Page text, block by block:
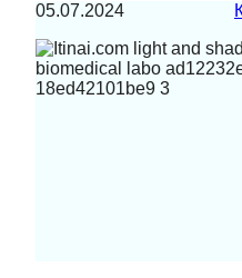
05.07.2024